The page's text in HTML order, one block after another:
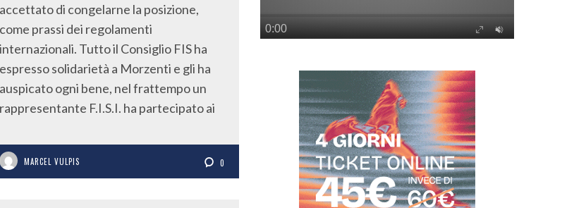
accettato di congelarne la posizione,
come prassi dei regolamenti
internazionali. Tutto il Consiglio FIS ha
espresso solidarietà a Morzenti e gli ha
auspicato ogni bene, nel frattempo un
rappresentante F.I.S.I. ha partecipato ai
MARCEL VULPIS 0